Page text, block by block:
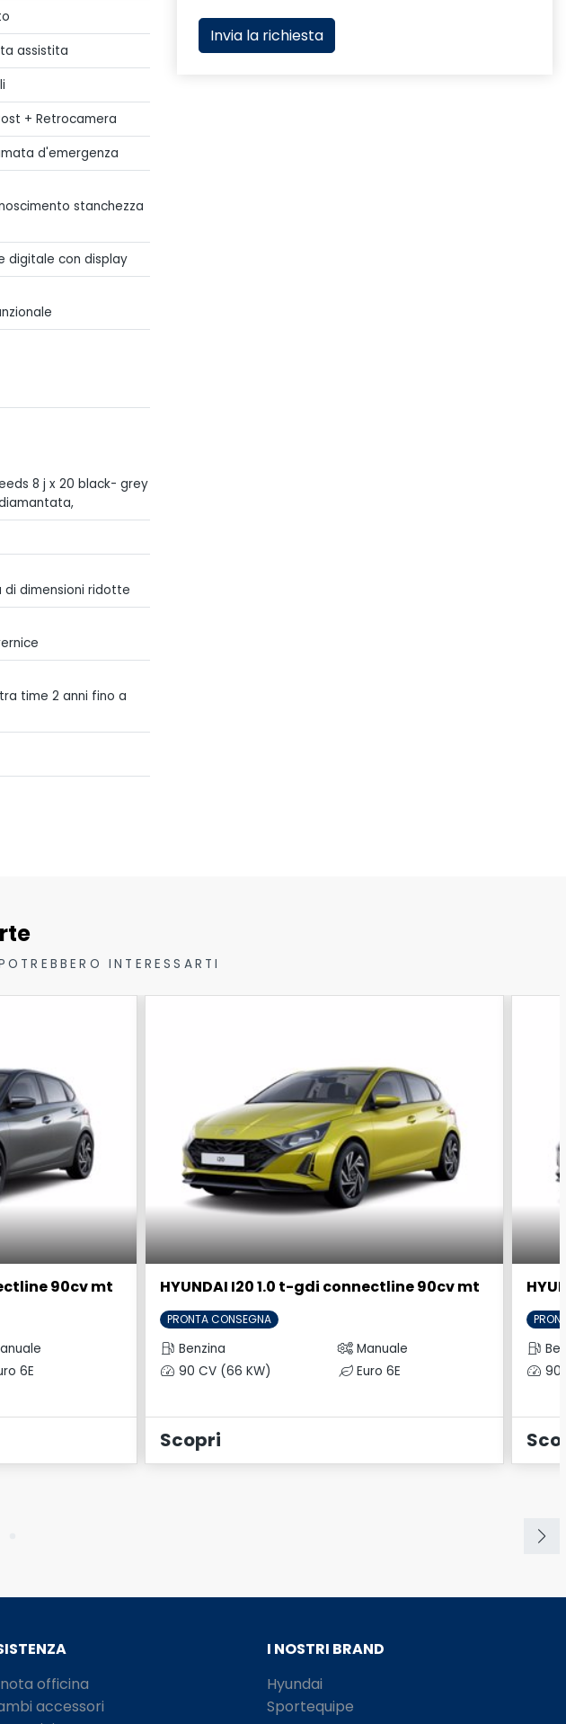
assistita
+ Retrocamera
d'emergenza
stanchezza
digitale con display
8 j x 20 black- grey
di dimensioni ridotte
time 2 anni fino a
INTERESSARTI
90cv mt
6E
HYUNDAI I20 1.0 t-gdi connectline 90cv mt
PRONTA CONSEGNA
Benzina
Manuale
90 CV (66 KW)
Euro 6E
Scopri
90
officina
accessori
I NOSTRI BRAND
Hyundai
Sportequipe